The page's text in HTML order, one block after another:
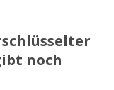
noch